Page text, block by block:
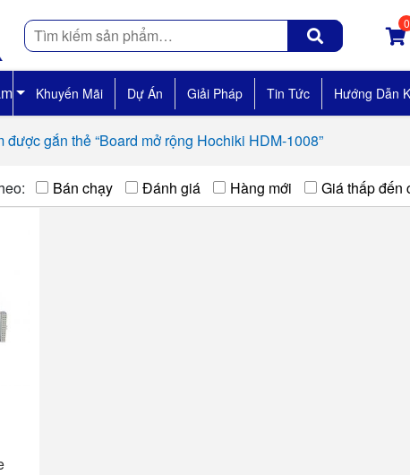
Tìm
kiếm
0
Khuyến Mãi Dự Án Giải Pháp Tin Tức Hướng Dẫn
được gắn thẻ “Board mở rộng Hochiki HDM-1008”
Bán chạy Đánh giá Hàng mới Giá thấp đến